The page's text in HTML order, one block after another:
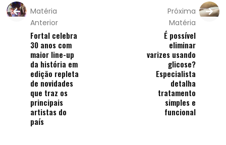
Matéria
Anterior
Fortal celebra
30 anos com
maior line-up
da história em
edição repleta
de novidades
que traz os
principais
artistas do
país
Próxima
Matéria
É possível
eliminar
varizes usando
glicose?
Especialista
detalha
tratamento
simples e
funcional